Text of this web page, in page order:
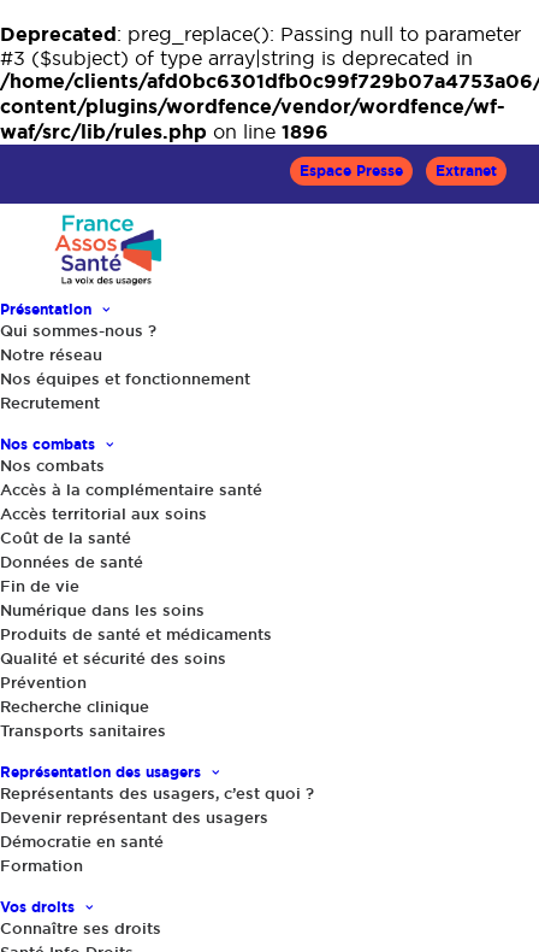
Deprecated: preg_replace(): Passing null to parameter
#3 ($subject) of type array|string is deprecated in
/home/clients/
content/plugins/wordfence/vendor/wordfence/wf-
waf/src/lib/rules.php on line 1896
Espace Presse Extranet
Présentation
Qui sommes-nous ?
Notre réseau
Nos équipes et fonctionnement
Recrutement
Nos combats
Nos combats
Accès à la complémentaire santé
Accès territorial aux soins
Coût de la santé
Données de santé
Fin de vie
Numérique dans les soins
Produits de santé et médicaments
Qualité et sécurité des soins
Prévention
Recherche clinique
Transports sanitaires
Représentation des usagers
Représentants des usagers, c’est quoi ?
Devenir représentant des usagers
Démocratie en santé
Formation
Vos droits
Connaître ses droits
Accueil
Cigarette électronique : les fabricants de tabac sont dans la
place
Cigarette électronique : les fabricants
de tabac sont dans la place